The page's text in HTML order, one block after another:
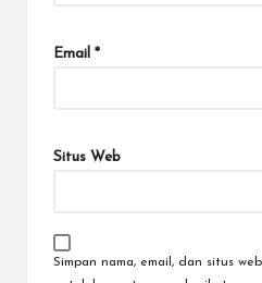
Email *
Situs Web
Simpan nama, email, dan situs